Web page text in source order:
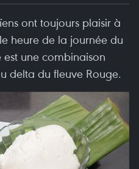
ont toujours plaisir à
heure de la journée du
une combinaison
delta du fleuve Rouge.